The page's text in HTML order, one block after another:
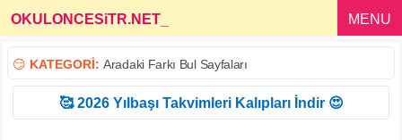
OKULONCESiTR.NET MENU
😏 KATEGORİ: Aradaki Farkı Bul Sayfaları
🥰 2026 Yılbaşı Takvimleri Kalıpları İndir 😍